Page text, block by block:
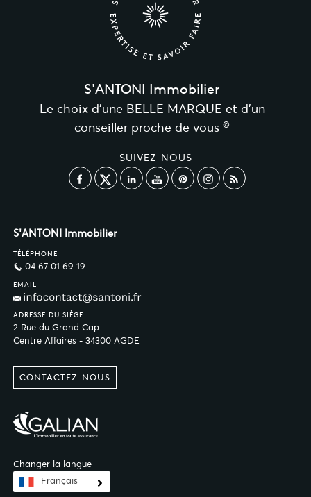
S'ANTONI Immobilier
Le choix d’une BELLE MARQUE et d’un
conseiller proche de vous ©
SUIVEZ-NOUS
S'ANTONI Immobilier
TÉLÉPHONE
04 67 01 69 19
EMAIL
ADRESSE DU SIÈGE
2 Rue du Grand Cap
Centre Affaires - 34300 AGDE
CONTACTEZ-NOUS
Changer la langue
Français